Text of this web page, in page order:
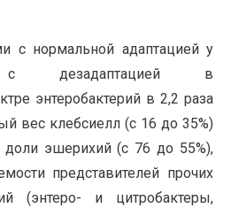
с нормальной адаптацией у
с дезадаптацией в
энтеробактерий в 2,2 раза
вес клебсиелл (с 16 до 35%)
эшерихий (с 76 до 55%),
представителей прочих
(энтеро- и цитробактеры,